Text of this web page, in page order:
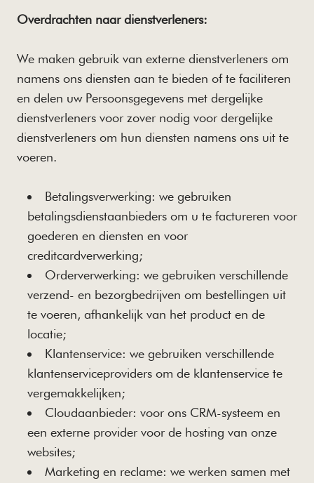
Overdrachten naar dienstverleners:
We maken gebruik van externe dienstverleners om
namens ons diensten aan te bieden of te faciliteren
en delen uw Persoonsgegevens met dergelijke
dienstverleners voor zover nodig voor dergelijke
dienstverleners om hun diensten namens ons uit te
voeren.
Betalingsverwerking: we gebruiken
betalingsdienstaanbieders om u te factureren voor
goederen en diensten en voor
creditcardverwerking;
Orderverwerking: we gebruiken verschillende
verzend- en bezorgbedrijven om bestellingen uit
te voeren, afhankelijk van het product en de
locatie;
Klantenservice: we gebruiken verschillende
klantenserviceproviders om de klantenservice te
vergemakkelijken;
Cloudaanbieder: voor ons CRM-systeem en
een externe provider voor de hosting van onze
websites;
Marketing en reclame: we werken samen met